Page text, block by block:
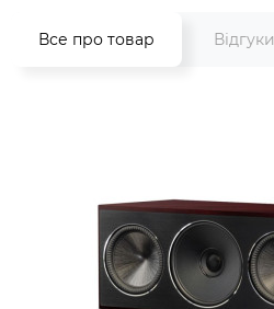
Все про товар Відгуки